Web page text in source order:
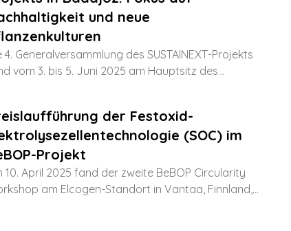
und neue
4. Generalversammlung des SUSTAINEXT-Projekts
vom 3. bis 5. Juni 2025 am Hauptsitz des...
der Festoxid-
(SOC) im
Projekt
10. April 2025 fand der zweite BeBOP Circularity
am Elcogen-Standort in Vantaa, Finnland,...